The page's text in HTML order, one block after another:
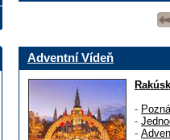
Adventní Vídeň
-
-
-